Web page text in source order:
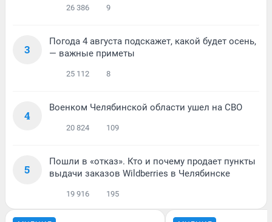
26 386 9
3
Погода 4 августа подскажет, какой будет осень,
— важные приметы
25 112 8
4
Военком Челябинской области ушел на СВО
20 824 109
5
Пошли в «отказ». Кто и почему продает пункты
выдачи заказов Wildberries в Челябинске
19 916 195